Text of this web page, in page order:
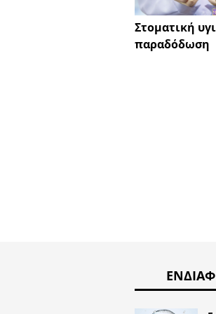
Στοματική
παραδόδωση